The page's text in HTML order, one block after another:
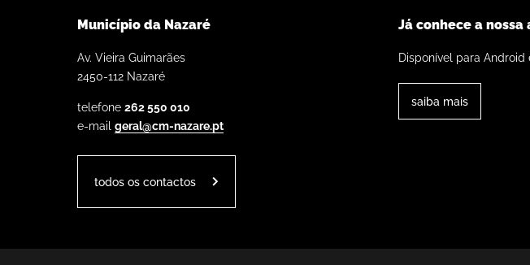
Município da Nazaré
Av. Vieira Guimarães
2450-112 Nazaré
telefone 262 550 010
e-mail geral@cm-nazare.pt
todos os contactos
Já conhece a nossa
Disponível para Android
saiba mais